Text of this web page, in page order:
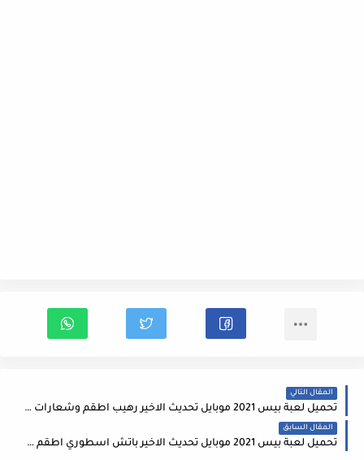
المقال التالي
تحميل لعبة بيس 2021 موبايل تحديث الاخير رهيب اطقم وشعارات أصلية PES 2021 Mobile
المقال السابق
تحميل لعبة بيس 2021 موبايل تحديث الاخير باتش اسطوري اطقم وشعارات أصلية PES 2021 Mobile للاندرويد